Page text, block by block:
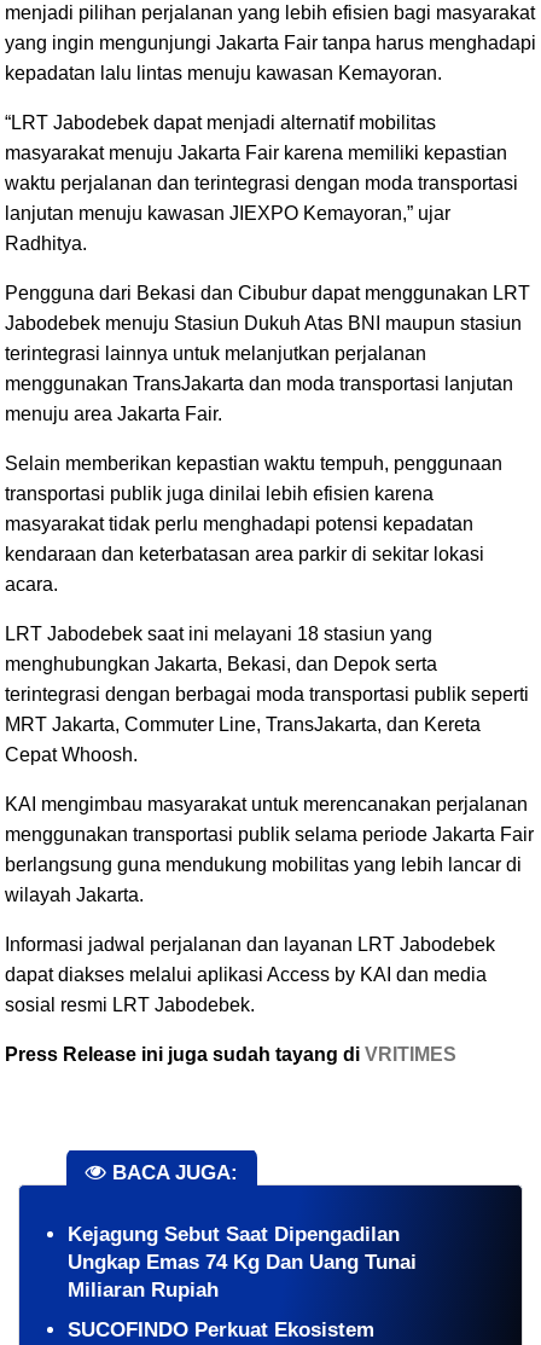
menjadi pilihan perjalanan yang lebih efisien bagi masyarakat
yang ingin mengunjungi Jakarta Fair tanpa harus menghadapi
kepadatan lalu lintas menuju kawasan Kemayoran.
“LRT Jabodebek dapat menjadi alternatif mobilitas
masyarakat menuju Jakarta Fair karena memiliki kepastian
waktu perjalanan dan terintegrasi dengan moda transportasi
lanjutan menuju kawasan JIEXPO Kemayoran,” ujar
Radhitya.
Pengguna dari Bekasi dan Cibubur dapat menggunakan LRT
Jabodebek menuju Stasiun Dukuh Atas BNI maupun stasiun
terintegrasi lainnya untuk melanjutkan perjalanan
menggunakan TransJakarta dan moda transportasi lanjutan
menuju area Jakarta Fair.
Selain memberikan kepastian waktu tempuh, penggunaan
transportasi publik juga dinilai lebih efisien karena
masyarakat tidak perlu menghadapi potensi kepadatan
kendaraan dan keterbatasan area parkir di sekitar lokasi
acara.
LRT Jabodebek saat ini melayani 18 stasiun yang
menghubungkan Jakarta, Bekasi, dan Depok serta
terintegrasi dengan berbagai moda transportasi publik seperti
MRT Jakarta, Commuter Line, TransJakarta, dan Kereta
Cepat Whoosh.
KAI mengimbau masyarakat untuk merencanakan perjalanan
menggunakan transportasi publik selama periode Jakarta Fair
berlangsung guna mendukung mobilitas yang lebih lancar di
wilayah Jakarta.
Informasi jadwal perjalanan dan layanan LRT Jabodebek
dapat diakses melalui aplikasi Access by KAI dan media
sosial resmi LRT Jabodebek.
Press Release ini juga sudah tayang di VRITIMES
BACA JUGA:
Kejagung Sebut Saat Dipengadilan
Ungkap Emas 74 Kg Dan Uang Tunai
Miliaran Rupiah
SUCOFINDO Perkuat Ekosistem